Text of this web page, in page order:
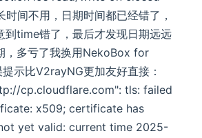
间不用，日期时间都已经错了，
到time错了，最后才发现日期远远
，多亏了我换用NekoBox for
示比V2rayNG更加友好直接：
cp.cloudflare.com": tls: failed
x509; certificate has
yet valid: current time 2025-